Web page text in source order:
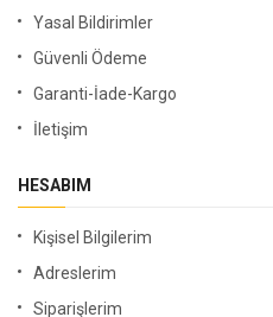
Yasal Bildirimler
Güvenli Ödeme
Garanti-İade-Kargo
İletişim
HESABIM
Kişisel Bilgilerim
Adreslerim
Siparişlerim